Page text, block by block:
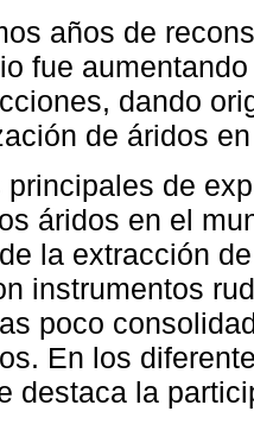
años de
fue
dando
de áridos
principales de
áridos en el
la extracción
instrumentos
poco
En los
destaca la